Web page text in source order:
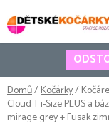
na
obsah
Domů/Kočárky/
Cloud T i-Size PLUS a
mirage grey+ Fusak